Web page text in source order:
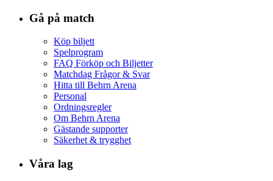
Gå på match
Köp biljett
Spelprogram
FAQ Förköp och Biljetter
Matchdag Frågor & Svar
Hitta till Behrn Arena
Personal
Ordningsregler
Om Behrn Arena
Gästande supporter
Säkerhet & trygghet
Våra lag